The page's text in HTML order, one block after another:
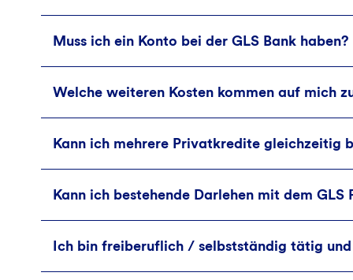
Nein, das ist derzeit noch nicht möglich. Du
Vertrag dann per Post.
Muss ich ein Konto bei der GLS Bank haben?
Es ist keine Pflicht, aber wir freuen uns, wenn
Welche weiteren Kosten kommen auf mich
Für die Kreditbearbeitung fallen keine
GLS Beitrag
.
Kann ich mehrere Privatkredite gleichzeitig
Ja, Du kannst auch mehrere Kredite
Kann ich bestehende Darlehen mit dem
Das ist nicht möglich. Unsere Kredite an
Welt dienen.
Ich bin freiberuflich / selbstständig tätig